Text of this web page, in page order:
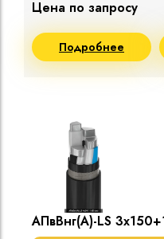
Цена по запросу
Подробнее
АПвВнг(A)-LS